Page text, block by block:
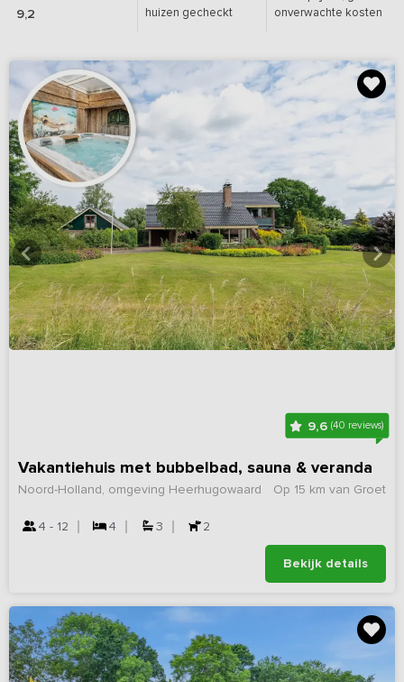
9,2
huizen gecheckt
onverwachte kosten
9,6 (40 reviews)
Vakantiehuis met bubbelbad, sauna & veranda
Op 15 km van Groet
Noord-Holland, omgeving Heerhugowaard
4 - 12 4 3 2
Bekijk details